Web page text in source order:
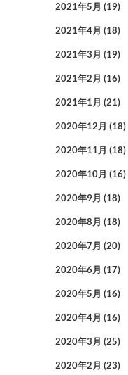
2021年5月 (19)
2021年4月 (18)
2021年3月 (19)
2021年2月 (16)
2021年1月 (21)
2020年12月 (18)
2020年11月 (18)
2020年10月 (16)
2020年9月 (18)
2020年8月 (18)
2020年7月 (20)
2020年6月 (17)
2020年5月 (16)
2020年4月 (16)
2020年3月 (25)
2020年2月 (23)